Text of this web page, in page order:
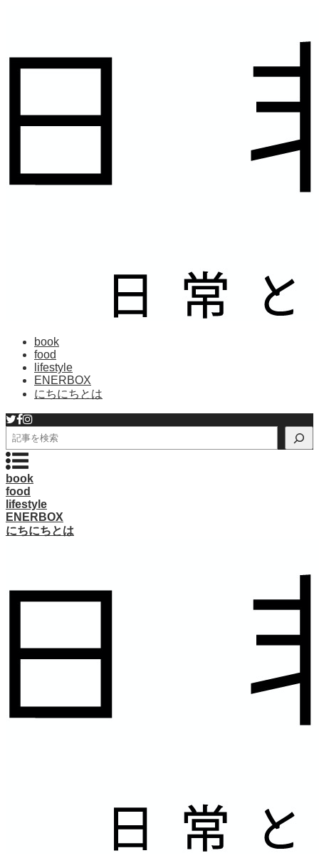
book
food
lifestyle
ENERBOX
にちにちとは
検
索
book
food
lifestyle
ENERBOX
にちにちとは